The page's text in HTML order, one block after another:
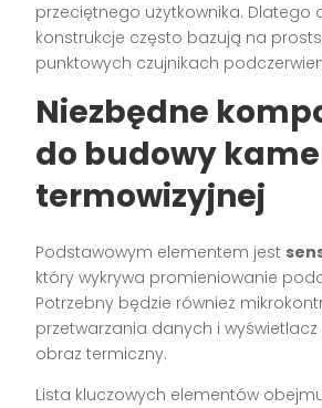
przeciętnego użytkownika. Dlatego
konstrukcje często bazują na
punktowych czujnikach
Niezbędne
do budowy
termowizyjnej
Podstawowym elementem jest
który wykrywa promieniowanie
Potrzebny będzie również
przetwarzania danych i
obraz termiczny.
Lista kluczowych elementów